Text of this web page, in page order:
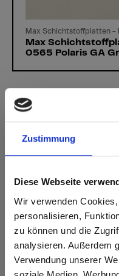
Zustimmung
Diese Webseite
Wir verwenden
personalisieren,
zu können und die
analysieren. Außerdem
Verwendung unserer
Max Schichtstoffplatten -
Max
0565 Polaris GA
Sie haben
Kontaktformular